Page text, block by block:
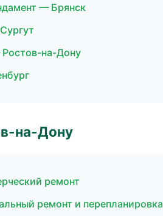
— Брянск
на-Дону
на-Дону
ремонт
ремонт и перепланировка